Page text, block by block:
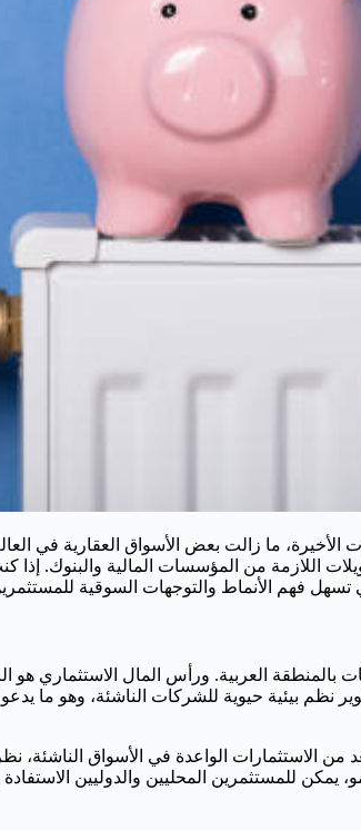
ما زالت بعض الأسواق العقارية في
اللازمة من المؤسسات المالية والبنوك.
بالمنطقة العربية. ورأس المال الاستثماري
نظم بيئية حيوية للشركات الناشئة، وهو
من الاستثمارات الواعدة في الأسواق الناشئة،